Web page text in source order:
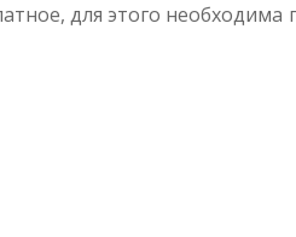
для этого необходима